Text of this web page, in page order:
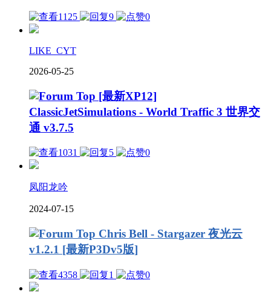
1125 9 0
LIKE_CYT
2026-05-25
[最新XP12]
ClassicJetSimulations - World Traffic 3 世界交
通 v3.7.5
1031 5 0
凤阳龙吟
2024-07-15
Chris Bell - Stargazer 夜光云
v1.2.1 [最新P3Dv5版]
4358 1 0